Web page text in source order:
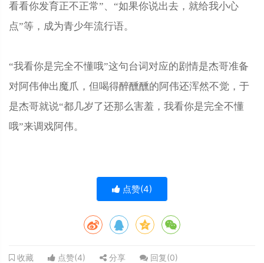
看看你发育正不正常”、“如果你说出去，就给我小心
点”等，成为青少年流行语。
“我看你是完全不懂哦”这句台词对应的剧情是杰哥准备
对阿伟伸出魔爪，但喝得醉醺醺的阿伟还浑然不觉，于
是杰哥就说“都几岁了还那么害羞，我看你是完全不懂
哦”来调戏阿伟。
点赞(4)
收藏 点赞(4) 分享 回复(0)